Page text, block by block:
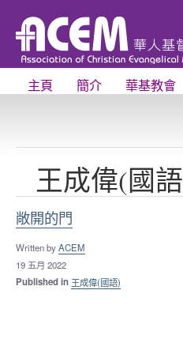
主頁 簡介 華基教會
王成偉(國
敞開的門
Written byACEM
19 五月 2022
Published in 王成偉(國語)